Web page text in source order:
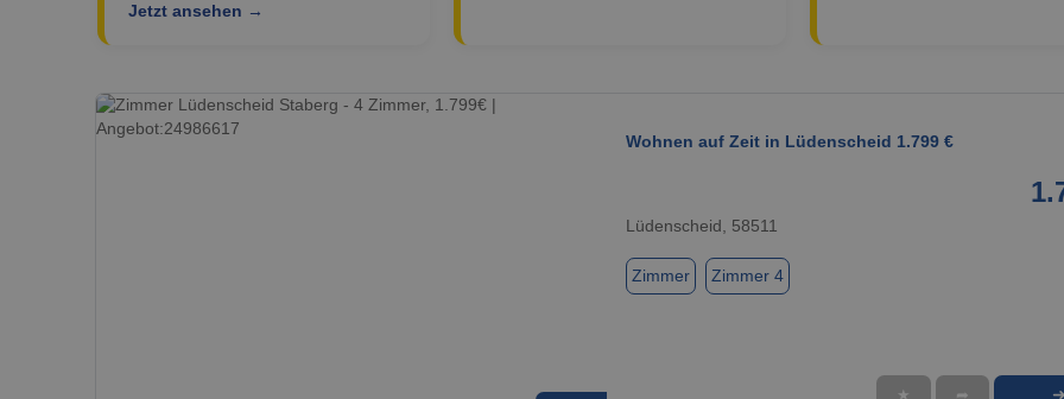
Jetzt ansehen →
Wohnen auf Zeit in Lüdenscheid 1.799 €
Lüdenscheid, 58511
Zimmer Zimmer 4
★ ➦ ➜